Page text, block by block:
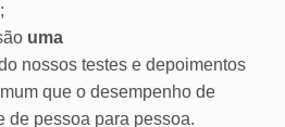
uma
nossos testes e depoimentos
que o desempenho de
de pessoa para pessoa.